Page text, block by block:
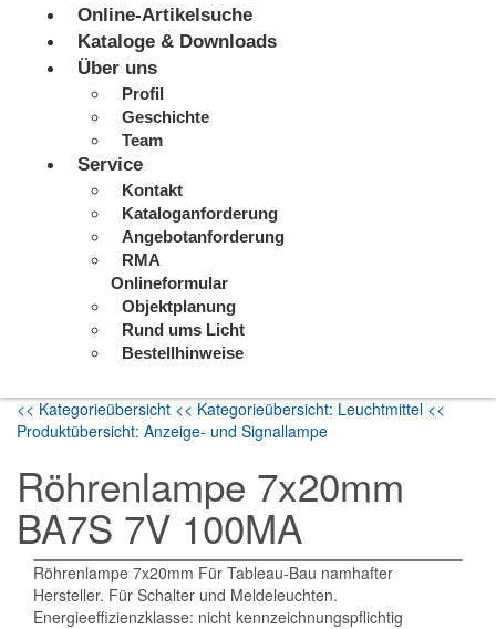
Online-Artikelsuche
Kataloge & Downloads
Über uns
Profil
Geschichte
Team
Service
Kontakt
Kataloganforderung
Angebotanforderung
RMA
Onlineformular
Objektplanung
Rund ums Licht
Bestellhinweise
<< Kategorieübersicht << Kategorieübersicht: Leuchtmittel <<
Produktübersicht: Anzeige- und Signallampe
Röhrenlampe 7x20mm
BA7S 7V 100MA
Röhrenlampe 7x20mm Für Tableau-Bau namhafter
Hersteller. Für Schalter und Meldeleuchten.
Energieeffizienzklasse: nicht kennzeichnungspflichtig